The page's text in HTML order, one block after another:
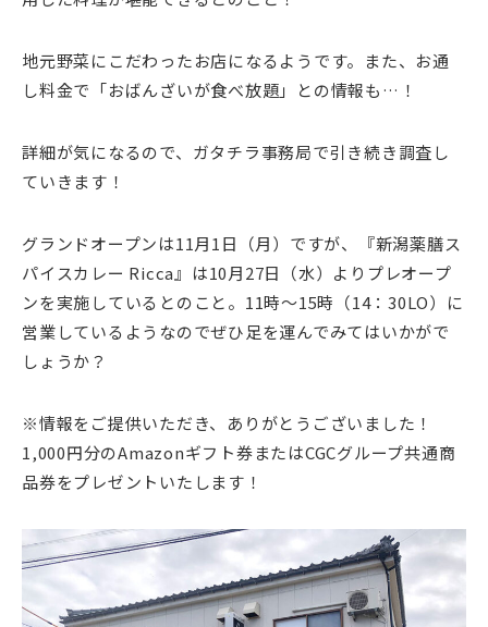
地元野菜にこだわったお店になるようです。また、お通
し料金で「おばんざいが食べ放題」との情報も…！
詳細が気になるので、ガタチラ事務局で引き続き調査し
ていきます！
グランドオープンは11月1日（月）ですが、『新潟薬膳ス
パイスカレー Ricca』は10月27日（水）よりプレオープ
ンを実施しているとのこと。11時～15時（14：30LO）に
営業しているようなのでぜひ足を運んでみてはいかがで
しょうか？
※情報をご提供いただき、ありがとうございました！
1,000円分のAmazonギフト券またはCGCグループ共通商
品券をプレゼントいたします！